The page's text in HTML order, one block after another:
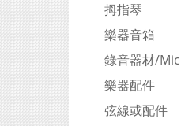
拇指琴
樂器音箱
錄音器材/mic
樂器配件
弦線或配件